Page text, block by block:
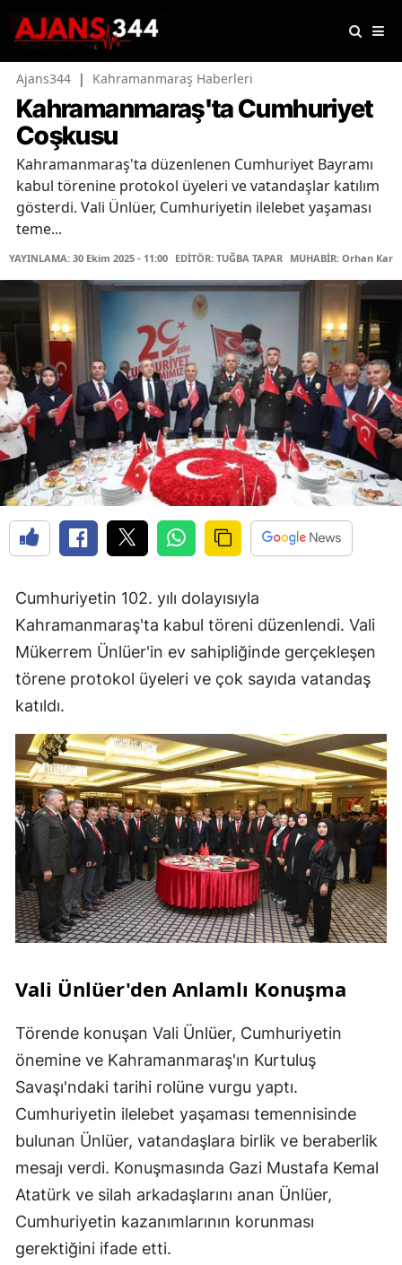
Ajans344 | Kahramanmaraş Haberleri
Kahramanmaraş'ta Cumhuriyet
Coşkusu
Kahramanmaraş'ta düzenlenen Cumhuriyet Bayramı
kabul törenine protokol üyeleri ve vatandaşlar katılım
gösterdi. Vali Ünlüer, Cumhuriyetin ilelebet yaşaması
teme...
YAYINLAMA: 30 Ekim 2025 - 11:00 EDİTÖR: TUĞBA TAPAR MUHABİR: Orhan
Cumhuriyetin 102. yılı dolayısıyla
Kahramanmaraş'ta kabul töreni düzenlendi. Vali
Mükerrem Ünlüer'in ev sahipliğinde gerçekleşen
törene protokol üyeleri ve çok sayıda vatandaş
katıldı.
Vali Ünlüer'den Anlamlı Konuşma
Törende konuşan Vali Ünlüer, Cumhuriyetin
önemine ve Kahramanmaraş'ın Kurtuluş
Savaşı'ndaki tarihi rolüne vurgu yaptı.
Cumhuriyetin ilelebet yaşaması temennisinde
bulunan Ünlüer, vatandaşlara birlik ve beraberlik
mesajı verdi. Konuşmasında Gazi Mustafa Kemal
Atatürk ve silah arkadaşlarını anan Ünlüer,
Cumhuriyetin kazanımlarının korunması
gerektiğini ifade etti.